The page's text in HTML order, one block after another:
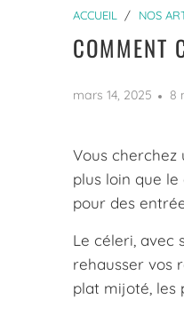
ACCUEIL / NOS
COMMENT
mars 14, 2025 8
Vous
plus loin que
pour des
Le céleri, avec
rehausser vos
plat mijoté, les